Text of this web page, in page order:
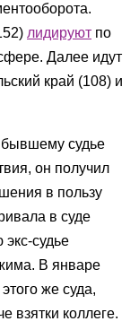
лидируют по
Далее идут
край (108) и
бывшему судье
он получил
в пользу
в суде
судье
В январе
же суда,
взятки коллеге.